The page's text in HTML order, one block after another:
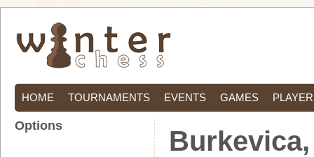
HOME TOURNAMENTS EVENTS GAMES
Options